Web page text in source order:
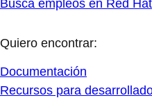
Busca empleos en Red Hat
Quiero encontrar:
Documentación
Recursos para